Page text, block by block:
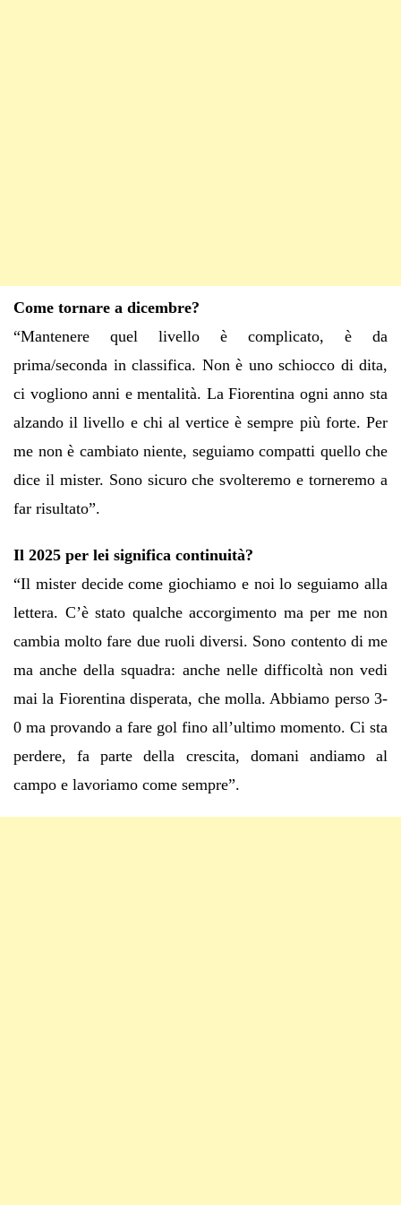
Come tornare a dicembre?
“Mantenere quel livello è complicato, è da
prima/seconda in classifica. Non è uno schiocco di dita,
ci vogliono anni e mentalità. La Fiorentina ogni anno sta
alzando il livello e chi al vertice è sempre più forte. Per
me non è cambiato niente, seguiamo compatti quello che
dice il mister. Sono sicuro che svolteremo e torneremo a
far risultato”.
Il 2025 per lei significa continuità?
“Il mister decide come giochiamo e noi lo seguiamo alla
lettera. C’è stato qualche accorgimento ma per me non
cambia molto fare due ruoli diversi. Sono contento di me
ma anche della squadra: anche nelle difficoltà non vedi
mai la Fiorentina disperata, che molla. Abbiamo perso 3-
0 ma provando a fare gol fino all’ultimo momento. Ci sta
perdere, fa parte della crescita, domani andiamo al
campo e lavoriamo come sempre”.